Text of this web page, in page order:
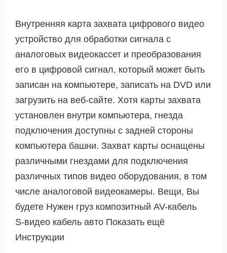
Внутренняя карта захвата цифрового видео
устройство для обработки сигнала с
аналоговых видеокассет и преобразования
его в цифровой сигнал, который может быть
записан на компьютере, записать на DVD или
загрузить на веб-сайте. Хотя карты захвата
установлен внутри компьютера, гнезда
подключения доступны с задней стороны
компьютера башни. Захват карты оснащены
различными гнездами для подключения
различных типов видео оборудования, в том
числе аналоговой видеокамеры. Вещи, Вы
будете Нужен груз композитный AV-кабель
S-видео кабель авто Показать ещё
Инструкции